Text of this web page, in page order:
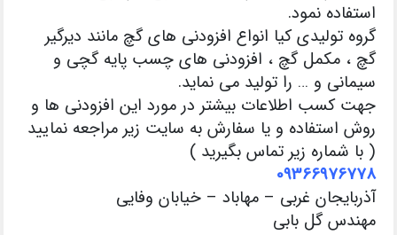
استفاده نمود.
گروه تولیدی کیا انواع افزودنی های گچ مانند دیرگیر
گچ ، مکمل گچ ، افزودنی های چسب پایه گچی و
سیمانی و … را تولید می نماید.
جهت کسب اطلاعات بیشتر در مورد این افزودنی ها و
روش استفاده و یا سفارش به سایت زیر مراجعه نمایید
( با شماره زیر تماس بگیرید )
09366976778
آذربایجان غربی – مهاباد – خیابان وفایی
مهندس گل بابی